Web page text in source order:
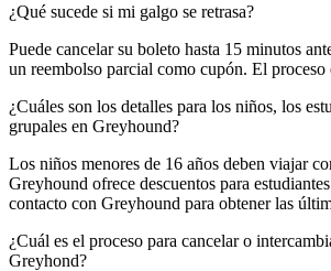
¿Qué sucede si mi galgo se retrasa?
Puede cancelar su boleto hasta 15 minutos
un reembolso parcial como cupón. El
¿Cuáles son los detalles para los niños, los
grupales en Greyhound?
Los niños menores de 16 años deben viajar
Greyhound ofrece descuentos para
contacto con Greyhound para obtener las
¿Cuál es el proceso para cancelar o
Greyhond?